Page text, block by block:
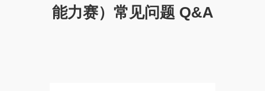
能力赛）常见问题 Q&A